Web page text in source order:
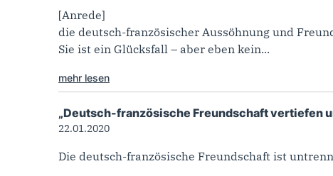
[Anrede]
die deutsch-französischer Aussöhnung und
Sie ist ein Glücksfall – aber eben kein...
mehr lesen
„Deutsch-französische Freundschaft vertiefen
22.01.2020
Die deutsch-französische Freundschaft ist